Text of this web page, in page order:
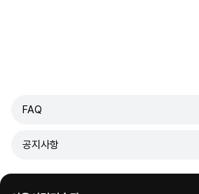
FAQ
공지사항